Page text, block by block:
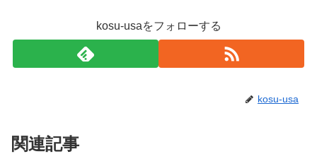
kosu-usaをフォローする
kosu-usa
関連記事